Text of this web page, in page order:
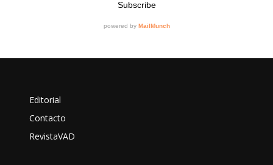
Editorial
Contacto
RevistaVAD